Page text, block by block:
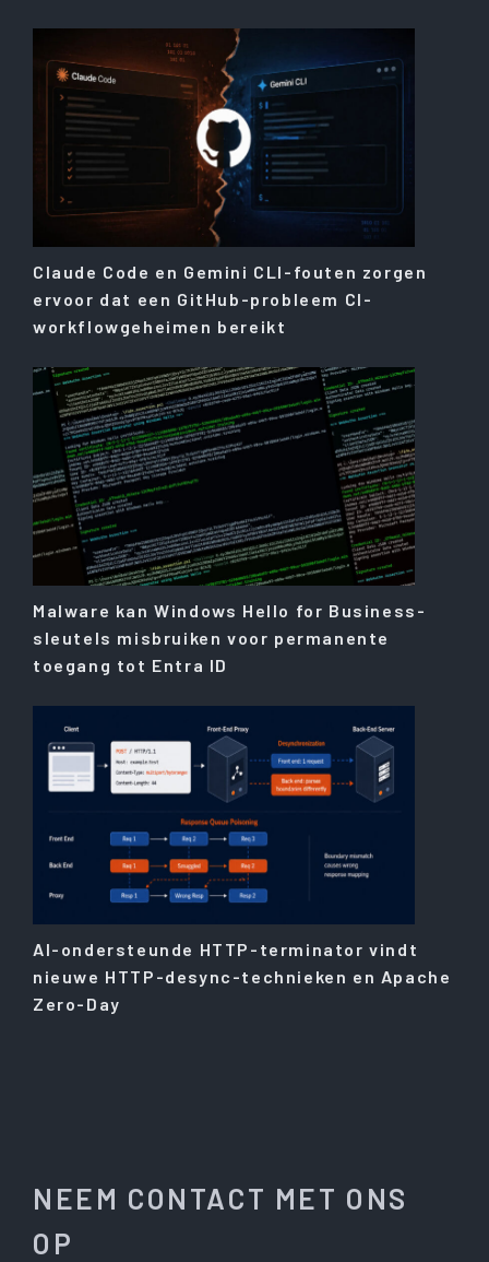
Claude Code en Gemini CLI-fouten zorgen
ervoor dat een GitHub-probleem CI-
workflowgeheimen bereikt
Malware kan Windows Hello for Business-
sleutels misbruiken voor permanente
toegang tot Entra ID
AI-ondersteunde HTTP-terminator vindt
nieuwe HTTP-desync-technieken en Apache
Zero-Day
NEEM CONTACT MET ONS
OP